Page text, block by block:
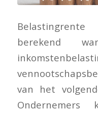
berekend
van het
Ondernemers